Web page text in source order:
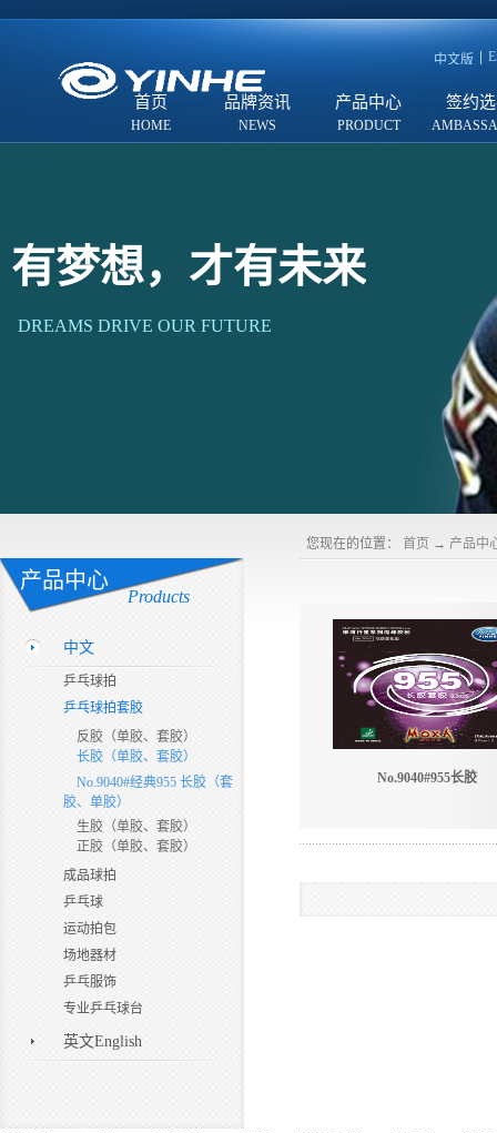
中文版
首页 品牌资讯 产品中心 签约
有梦想，才有未来
DREAMS DRIVE OUR FUTURE
产品中心
Products
中文
乒乓球拍
乒乓球拍套胶
反胶（单胶、套胶）
长胶（单胶、套胶）
No.9040#经典955 长胶（套
胶、单胶）
生胶（单胶、套胶）
正胶（单胶、套胶）
成品球拍
乒乓球
运动拍包
场地器材
乒乓服饰
专业乒乓球台
英文English
您现在的位置： 首页 → 产品中
No.9040#955长胶